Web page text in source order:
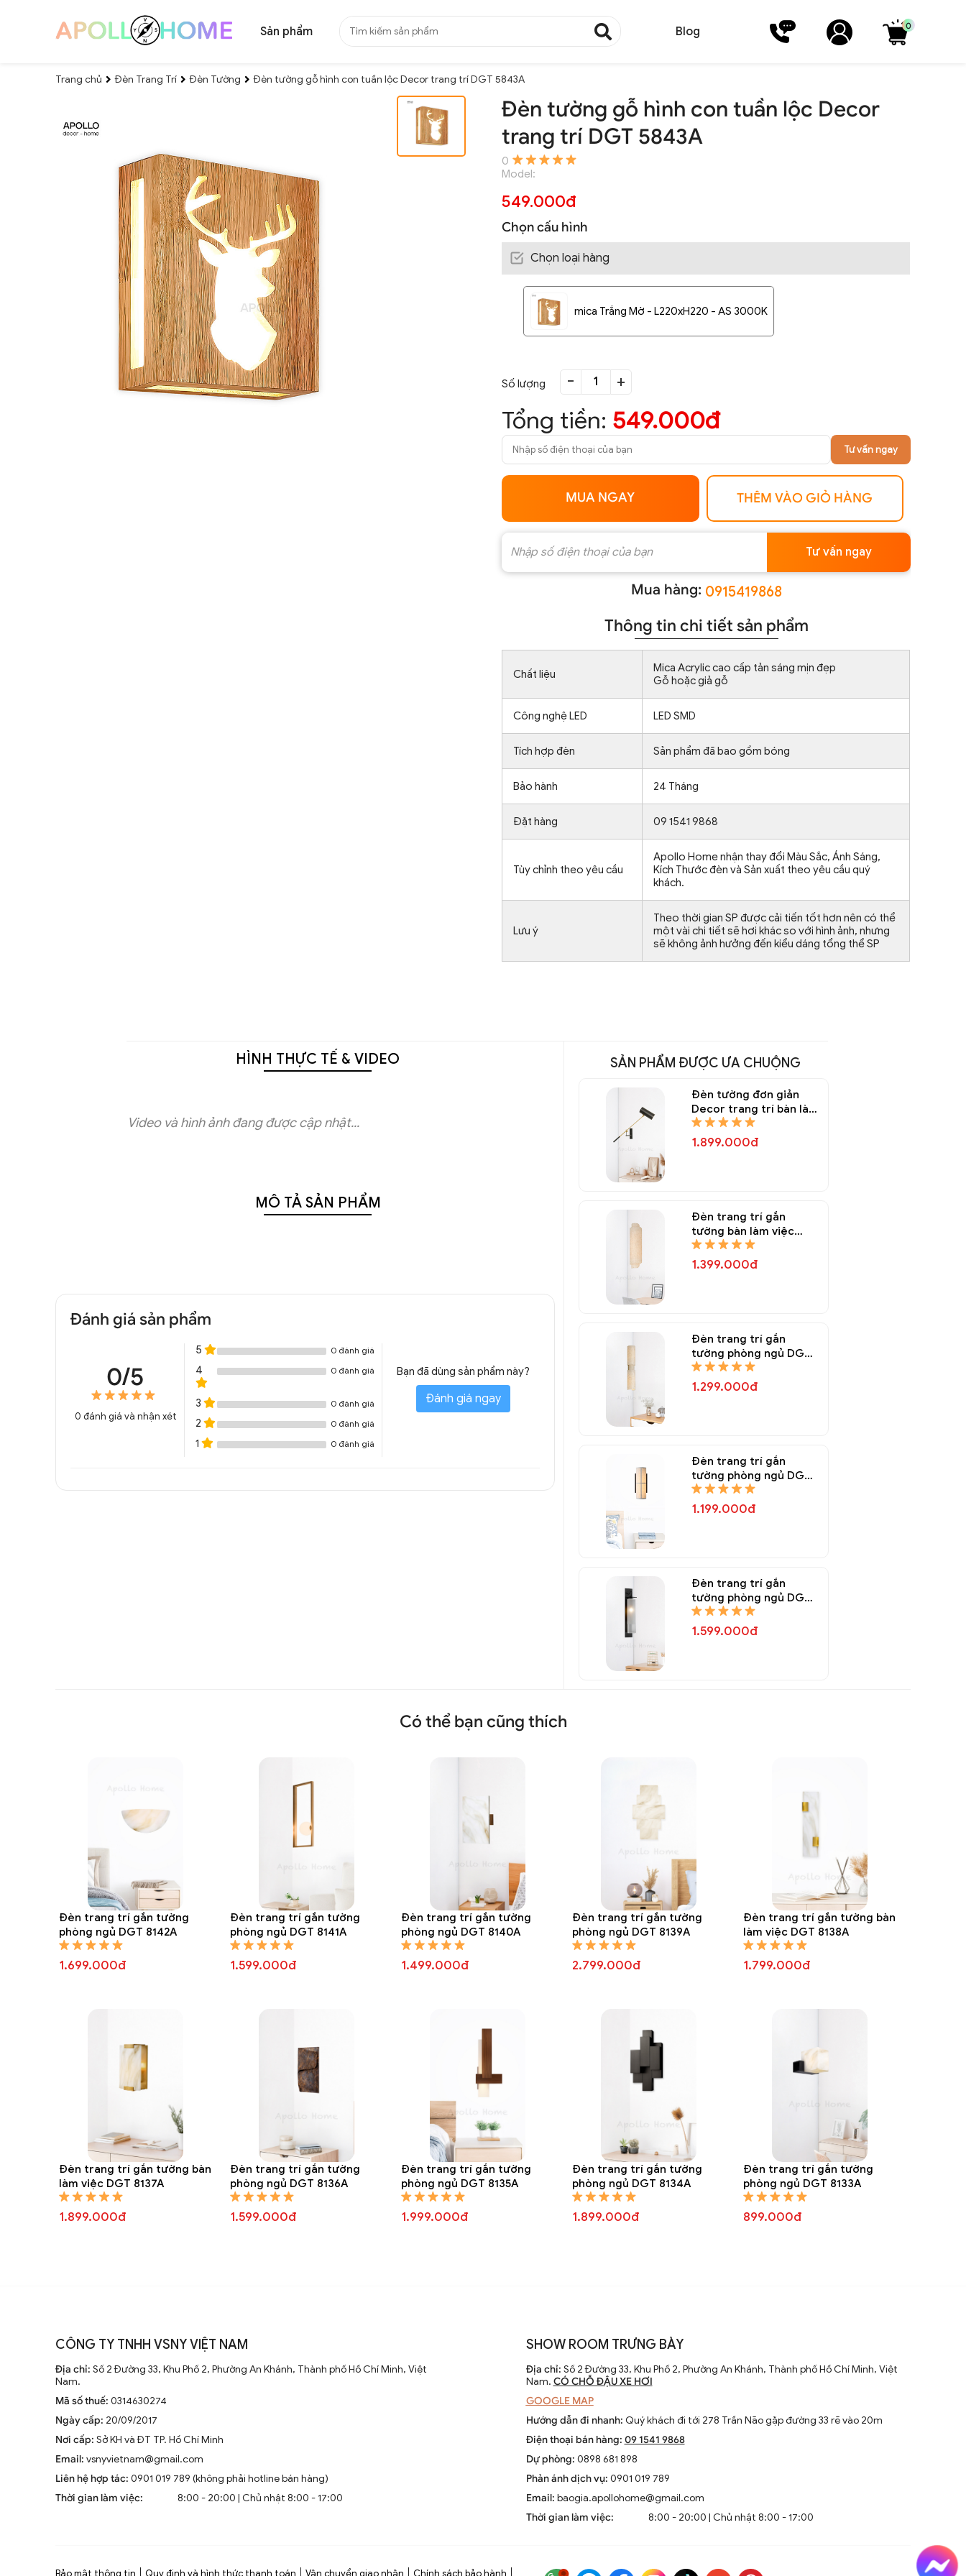
Sản phẩm Blog 0
Trang chủ Đèn Trang Trí Đèn Tường Đèn tường gỗ hình con tuần lộc Decor trang trí DGT 5843A
Đèn tường gỗ hình con tuần lộc Decor
trang trí DGT 5843A
0
Model:
549.000đ
Chọn cấu hình
Chọn loại hàng
mica Trắng Mờ - L220xH220 - AS 3000K
Số lượng - +
Tổng tiền: 549.000đ
Tư vấn ngay
MUA NGAY THÊM VÀO GIỎ HÀNG
Tư vấn ngay
Mua hàng: 0915419868
Thông tin chi tiết sản phẩm
Chất liệu
Mica Acrylic cao cấp tản sáng mịn đẹp
Gỗ hoặc giả gỗ
Công nghệ LED LED SMD
Tích hợp đèn Sản phẩm đã bao gồm bóng
Bảo hành 24 Tháng
Đặt hàng 09 1541 9868
Tùy chỉnh theo yêu cầu
Apollo Home nhận thay đổi Màu Sắc, Ánh Sáng,
Kích Thước đèn và Sản xuất theo yêu cầu quý
khách.
Lưu ý
Theo thời gian SP được cải tiến tốt hơn nên có thể
một vài chi tiết sẽ hơi khác so với hình ảnh, nhưng
sẽ không ảnh hưởng đến kiểu dáng tổng thể SP
HÌNH THỰC TẾ & VIDEO
Video và hình ảnh đang được cập nhật...
MÔ TẢ SẢN PHẨM
Đánh giá sản phẩm
0/5
0 đánh giá và nhận xét
5 0 đánh giá
4 0 đánh giá
3 0 đánh giá
2 0 đánh giá
1 0 đánh giá
Bạn đã dùng sản phẩm này?
Đánh giá ngay
SẢN PHẨM ĐƯỢC ƯA CHUỘNG
Đèn tường đơn giản
Decor trang trí bàn làm
việc DGT 8154A
1.899.000đ
Đèn trang trí gắn
tường bàn làm việc
DGT 8152A
1.399.000đ
Đèn trang trí gắn
tường phòng ngủ DGT
8151A
1.299.000đ
Đèn trang trí gắn
tường phòng ngủ DGT
8150A
1.199.000đ
Đèn trang trí gắn
tường phòng ngủ DGT
8148A
1.599.000đ
Có thể bạn cũng thích
Đèn trang trí gắn tường
phòng ngủ DGT 8142A
1.699.000đ
Đèn trang trí gắn tường
phòng ngủ DGT 8141A
1.599.000đ
Đèn trang trí gắn tường
phòng ngủ DGT 8140A
1.499.000đ
Đèn trang trí gắn tường
phòng ngủ DGT 8139A
2.799.000đ
Đèn trang trí gắn tường bàn
làm việc DGT 8138A
1.799.000đ
Đèn trang trí gắn tường bàn
làm việc DGT 8137A
1.899.000đ
Đèn trang trí gắn tường
phòng ngủ DGT 8136A
1.599.000đ
Đèn trang trí gắn tường
phòng ngủ DGT 8135A
1.999.000đ
Đèn trang trí gắn tường
phòng ngủ DGT 8134A
1.899.000đ
Đèn trang trí gắn tường
phòng ngủ DGT 8133A
899.000đ
CÔNG TY TNHH VSNY VIỆT NAM
Địa chỉ: Số 2 Đường 33, Khu Phố 2, Phường An Khánh, Thành phố Hồ Chí Minh, Việt
Nam.
Mã số thuế: 0314630274
Ngày cấp: 20/09/2017
Nơi cấp: Sở KH và ĐT TP. Hồ Chí Minh
Email: vsnyvietnam@gmail.com
Liên hệ hợp tác: 0901 019 789 (không phải hotline bán hàng)
Thời gian làm việc:
8:00 - 20:00 | Chủ nhật 8:00 - 17:00
SHOW ROOM TRƯNG BÀY
Địa chỉ: Số 2 Đường 33, Khu Phố 2, Phường An Khánh, Thành phố Hồ Chí Minh, Việt
Nam. CÓ CHỖ ĐẬU XE HƠI
GOOGLE MAP
Hướng dẫn đi nhanh: Quý khách đi tới 278 Trần Não gặp đường 33 rẽ vào 20m
Điện thoại bán hàng: 09 1541 9868
Dự phòng: 0898 681 898
Phản ánh dịch vụ: 0901 019 789
Email: baogia.apollohome@gmail.com
Thời gian làm việc:
8:00 - 20:00 | Chủ nhật 8:00 - 17:00
Bảo mật thông tin Quy định và hình thức thanh toán Vận chuyển giao nhận Chính sách bảo hành